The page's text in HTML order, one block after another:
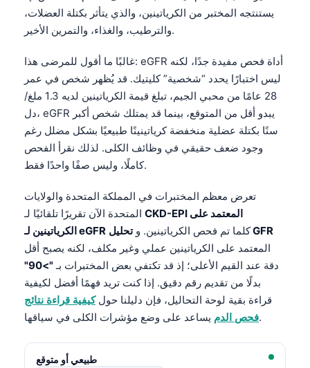
يستنتجه المختبر من الكرياتينين، والذي يتأثر بكتلة العضلات،
والترطيب، والغذاء، والتمرين الأخير.
غالبًا ما أقول للمرضى هذا: eGFR أداة فحص مفيدة جدًا، لكنه
ليس اختبارًا يحدد “شخصية” كليتيك. قد يُظهر شخص في عمر
28 عامًا من محبي الجيم، تبلغ قيمة الكرياتينين لديه 1.3 ملغ/
دل، eGFR يبدو أقل من المتوقع، بينما قد يمتلك شخص أكبر
سنًا بكتلة عضلية منخفضة كرياتينينًا طبيعيًا بشكل مضلل رغم
وجود ضعف حقيقي في وظائف الكلى. لذلك نقرأ الفحص
كاملًا، وليس صفًا واحدًا فقط.
تعرض معظم المختبرات في المملكة المتحدة والولايات
CKD-EPI المعتمد على
الكرياتينين لـ eGFR
كلما تم فحص الكرياتينين. وتحليل GFR
المعتمد على الكرياتينين عملي وغير مكلف، لكنه يصبح أقل
دقة عند القيم الأعلى؛ إذ قد تكتفي بعض المختبرات بـ">90"
بدلًا من تقديم رقم دقيق. إذا كنت تريد فهمًا أفضل لكيفية
قراءة بقية لوحة التحاليل، فإن دليلنا حولكيفية قراءة نتائج
فحص الدميساعد على وضع مؤشرات الكلى في سياقها.
طبيعي أو متوقع